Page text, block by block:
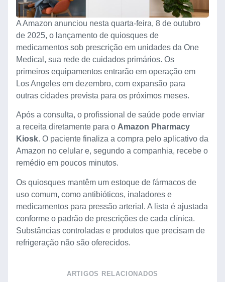
A Amazon anunciou nesta quarta-feira, 8 de outubro
de 2025, o lançamento de quiosques de
medicamentos sob prescrição em unidades da One
Medical, sua rede de cuidados primários. Os
primeiros equipamentos entrarão em operação em
Los Angeles em dezembro, com expansão para
outras cidades prevista para os próximos meses.
Após a consulta, o profissional de saúde pode enviar
a receita diretamente para o Amazon Pharmacy
Kiosk. O paciente finaliza a compra pelo aplicativo da
Amazon no celular e, segundo a companhia, recebe o
remédio em poucos minutos.
Os quiosques mantêm um estoque de fármacos de
uso comum, como antibióticos, inaladores e
medicamentos para pressão arterial. A lista é ajustada
conforme o padrão de prescrições de cada clínica.
Substâncias controladas e produtos que precisam de
refrigeração não são oferecidos.
ARTIGOS RELACIONADOS